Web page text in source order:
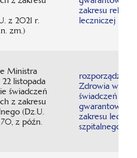
z 2021 r.
zm.)
zakresu
leczniczej
Ministra
listopada
świadczeń
z zakresu
(Dz.U.
z późn.
Zdrowia w
świadczeń
zakresu
szpitalnego